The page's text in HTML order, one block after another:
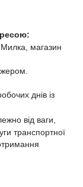
магазин
днів із
від ваги,
транспортної